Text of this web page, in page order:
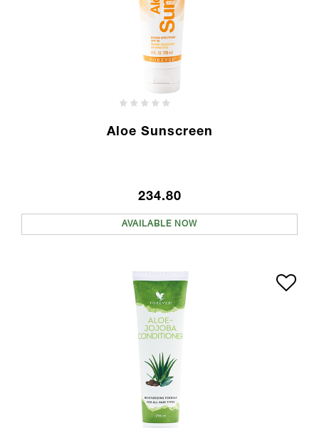
Aloe Sunscreen
234.80
AVAILABLE NOW